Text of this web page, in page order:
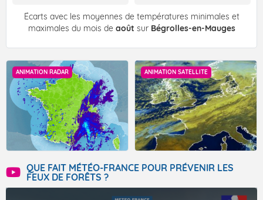
Écarts avec les moyennes de températures minimales et
maximales du mois de août sur Bégrolles-en-Mauges
ANIMATION RADAR ANIMATION SATELLITE
QUE FAIT MÉTÉO-FRANCE POUR PRÉVENIR LES
FEUX DE FORÊTS ?